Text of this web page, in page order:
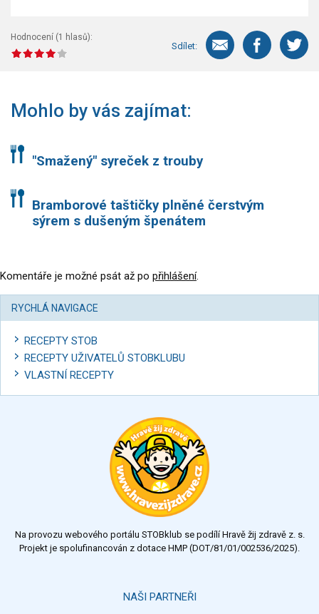
Hodnocení (1 hlasů):
Sdílet:
Mohlo by vás zajímat:
"Smažený" syreček z trouby
Bramborové taštičky plněné čerstvým
sýrem s dušeným špenátem
Komentáře je možné psát až po přihlášení.
RYCHLÁ NAVIGACE
RECEPTY STOB
RECEPTY UŽIVATELŮ STOBKLUBU
VLASTNÍ RECEPTY
Na provozu webového portálu STOBklub se podílí Hravě žij zdravě z. s.
Projekt je spolufinancován z dotace HMP (DOT/81/01/002536/2025).
NAŠI PARTNEŘI